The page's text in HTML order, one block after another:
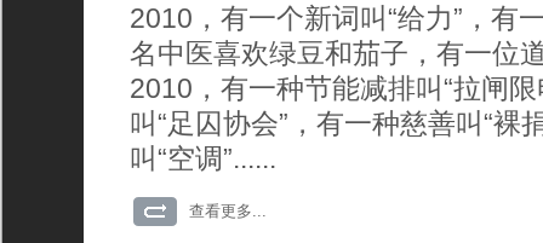
2010，有一个新词叫“给力”，有
名中医喜欢绿豆和茄子，有一位
2010，有一种节能减排叫“拉闸
叫“足囚协会”，有一种慈善叫“裸
叫“空调”......
查看更多...